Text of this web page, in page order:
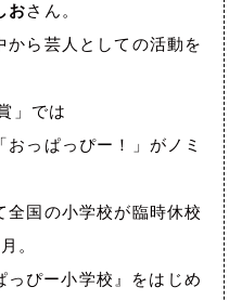
おさん。
から芸人としての活動を
」では
おっぱっぴー！」がノミ
全国の小学校が臨時休校
月。
っぴー小学校』をはじめ